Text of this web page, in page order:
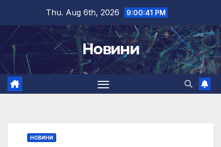
content
Thu. Aug 6th, 2026 9:00:41 PM
Новини
НОВИНИ